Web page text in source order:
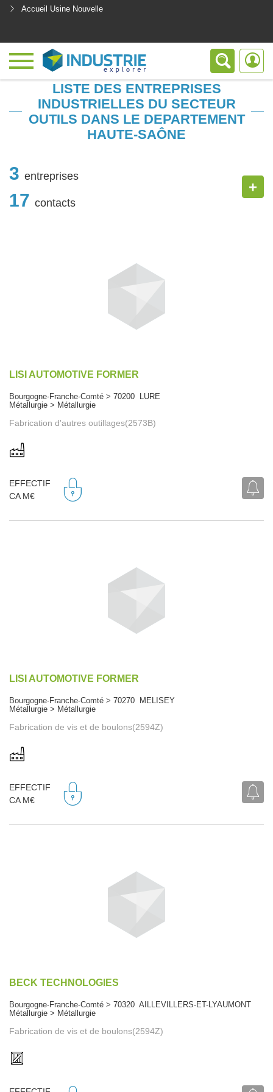
Accueil Usine Nouvelle
LISTE DES ENTREPRISES
INDUSTRIELLES DU SECTEUR
OUTILS DANS LE DEPARTEMENT
HAUTE-SAÔNE
3 entreprises
17 contacts
+
LISI AUTOMOTIVE FORMER
Bourgogne-Franche-Comté > 70200 LURE
Métallurgie > Métallurgie
Fabrication d'autres outillages(2573B)
EFFECTIF
CA M€
LISI AUTOMOTIVE FORMER
Bourgogne-Franche-Comté > 70270 MELISEY
Métallurgie > Métallurgie
Fabrication de vis et de boulons(2594Z)
EFFECTIF
CA M€
BECK TECHNOLOGIES
Bourgogne-Franche-Comté > 70320 AILLEVILLERS-ET-LYAUMONT
Métallurgie > Métallurgie
Fabrication de vis et de boulons(2594Z)